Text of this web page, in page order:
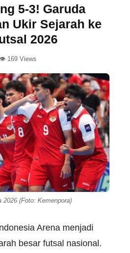
5-3! Garuda
Ukir Sejarah ke
2026
👁 169 Views
2026 (Foto: Kemenpora)
Arena menjadi
besar futsal nasional.